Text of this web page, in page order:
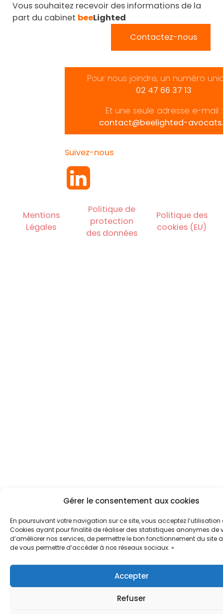
Gérer le consentement aux cookies
En poursuivant votre navigation sur ce site, vous acceptez l’utilisation
Cookies ayant pour finalité de réaliser des statistiques anonymes de
d’améliorer nos services, de permettre le bon fonctionnement du site
de vous permettre d’accéder à nos réseaux sociaux. »
Accepter
Refuser
Vous souhaitez recevoir des informations de la
part du cabinet beeLighted
Contactez-nous
Pour nous joindre, un numéro
02 47 66 37 13
Et une seule adresse e-mail :
contact@beelighted-
Suivez-nous
Mentions
Légales
Politique de
protection
des données
Politique des
cookies (EU)